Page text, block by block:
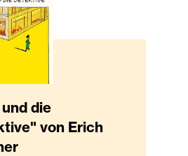
die
von Erich